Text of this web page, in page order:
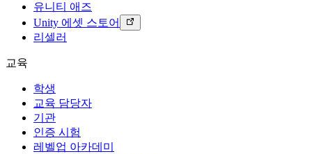
유니티 애즈
Unity 에셋 스토어
리셀러
교육
학생
교육 담당자
기관
인증 시험
레벨업 아카데미